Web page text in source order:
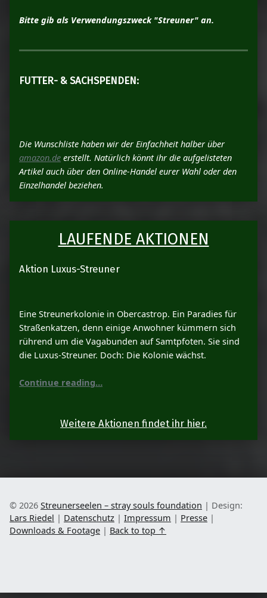
Bitte gib als Verwendungszweck "Streuner" an.
FUTTER- & SACHSPENDEN:
Die Wunschliste haben wir der Einfachheit halber über
amazon.de erstellt. Natürlich könnt ihr die aufgelisteten
Artikel auch über den Online-Handel eurer Wahl oder den
Einzelhandel beziehen.
LAUFENDE AKTIONEN
Aktion Luxus-Streuner
Eine Streunerkolonie in Obercastrop. Ein Paradies für
Straßenkatzen, denn einige Anwohner kümmern sich
rührend um die Vagabunden auf Samtpfoten. Sie sind
die Luxus-Streuner. Doch: Die Kolonie wächst.
Continue reading…
Weitere Aktionen findet ihr hier.
© 2026 Streunerseelen – stray souls foundation | Design:
Lars Riedel | Datenschutz | Impressum | Presse |
Downloads & Footage | Back to top ↑